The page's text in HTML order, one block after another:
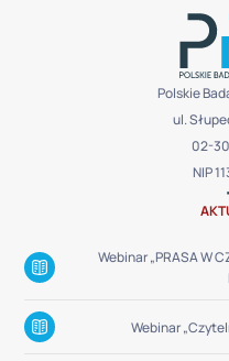
Polskie
ul.
02-
NIP
Webinar „PRASA W
Webinar